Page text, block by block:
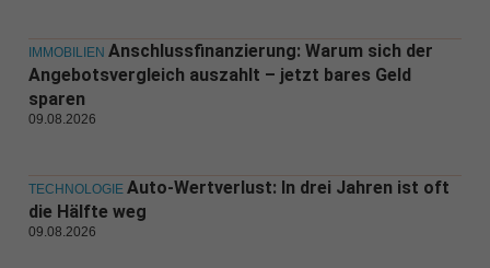
IMMOBILIEN Anschlussfinanzierung: Warum sich der
Angebotsvergleich auszahlt – jetzt bares Geld
sparen
09.08.2026
TECHNOLOGIE Auto-Wertverlust: In drei Jahren ist oft
die Hälfte weg
09.08.2026